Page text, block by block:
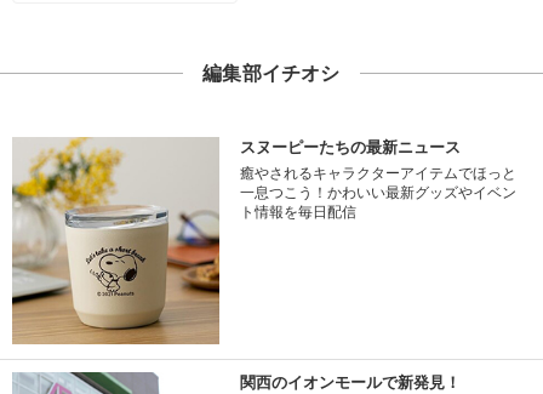
編集部イチオシ
スヌーピーたちの最新ニュース
癒やされるキャラクターアイテムでほっと
一息つこう！かわいい最新グッズやイベン
ト情報を毎日配信
関西のイオンモールで新発見！